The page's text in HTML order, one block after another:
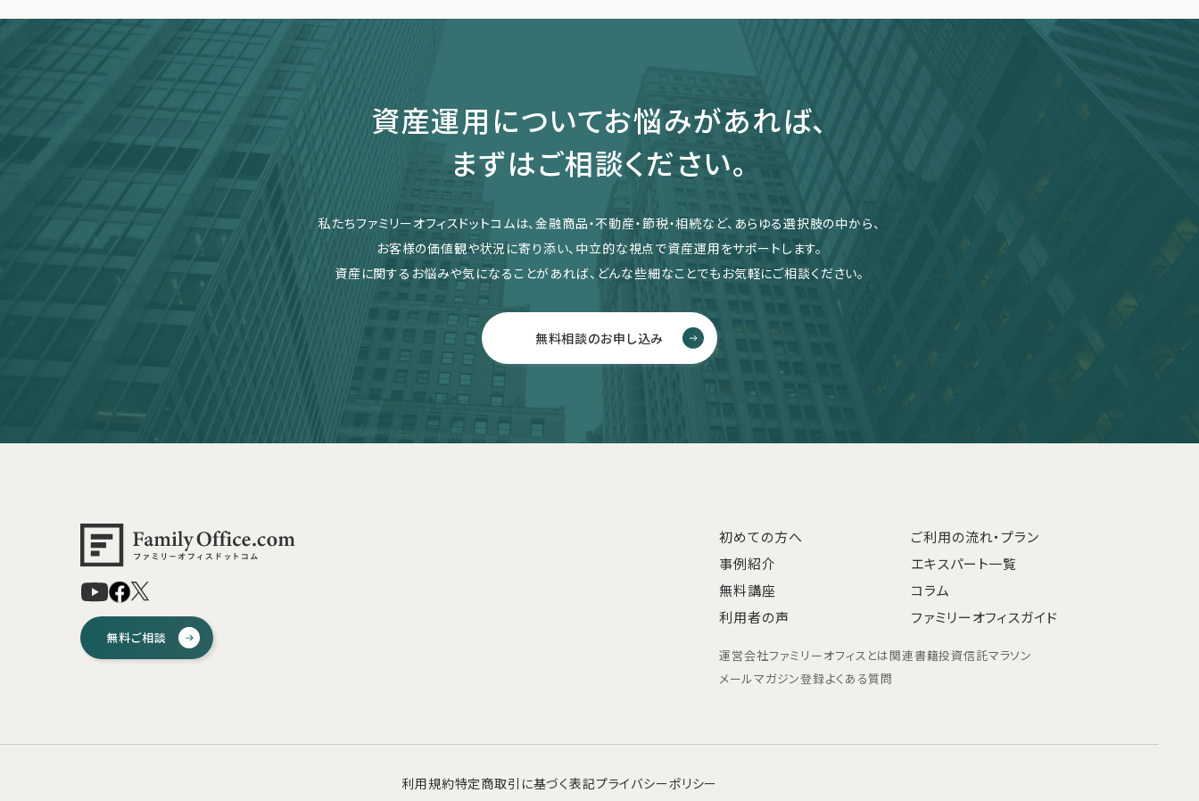
資産運用についてお悩みがあれば、
まずはご相談ください。
私たちファミリーオフィスドットコムは、金融商品・不動産・節税・相続など、あらゆる選択肢の中から、
お客様の価値観や状況に寄り添い、中立的な視点で資産運用をサポートします。
資産に関するお悩みや気になることがあれば、どんな些細なことでもお気軽にご相談ください。
無料相談のお申し込み
無料ご相談
初めての方へ
ご利用の流れ・プラン
事例紹介
エキスパート一覧
無料講座
コラム
利用者の声
ファミリーオフィスガイド
運営会社ファミリーオフィスとは関連書籍投資信託マラソン
メールマガジン登録よくある質問
利用規約特定商取引に基づく表記プライバシーポリシー